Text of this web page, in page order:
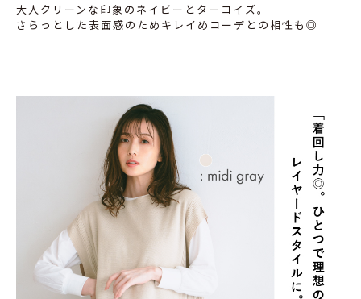
大人クリーンな印象のネイビーとターコイズ。
さらっとした表面感のためキレイめコーデとの相性も◎